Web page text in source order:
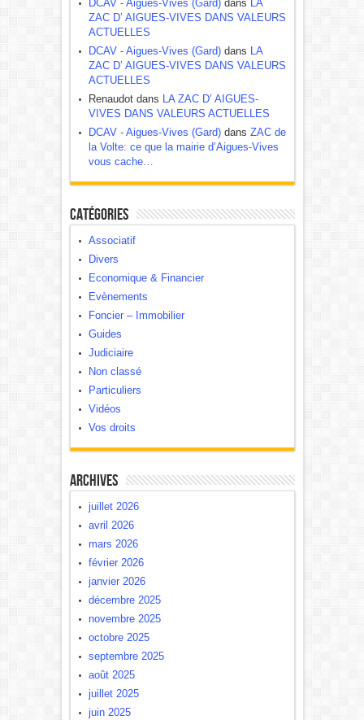
DCAV - Aigues-Vives (Gard)dans LA
ZAC D’ AIGUES-VIVES DANS VALEURS
ACTUELLES
DCAV - Aigues-Vives (Gard)dans LA
ZAC D’ AIGUES-VIVES DANS VALEURS
ACTUELLES
Renaudot dans LA ZAC D’ AIGUES-
VIVES DANS VALEURS ACTUELLES
DCAV - Aigues-Vives (Gard)dans ZAC de
la Volte: ce que la mairie d’Aigues-Vives
vous cache…
Catégories
Associatif
Divers
Economique & Financier
Evènements
Foncier – Immobilier
Guides
Judiciaire
Non classé
Particuliers
Vidéos
Vos droits
Archives
juillet 2026
avril 2026
mars 2026
février 2026
janvier 2026
décembre 2025
novembre 2025
octobre 2025
septembre 2025
août 2025
juillet 2025
juin 2025